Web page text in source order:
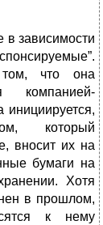
в зависимости
том, что она
компанией-
инициируется,
который
вносит их на
бумаги на
Хотя
в прошлом,
к нему